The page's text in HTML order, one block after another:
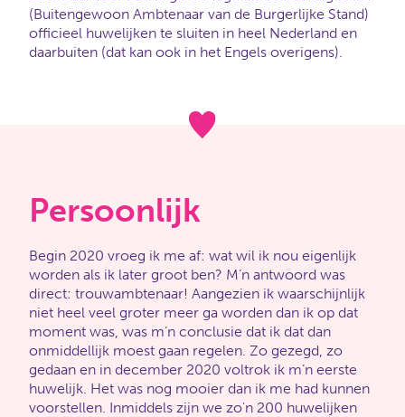
(Buitengewoon Ambtenaar van de Burgerlijke Stand)
officieel huwelijken te sluiten in heel Nederland en
daarbuiten (dat kan ook in het Engels overigens).
Persoonlijk
Begin 2020 vroeg ik me af: wat wil ik nou eigenlijk
worden als ik later groot ben? M’n antwoord was
direct: trouwambtenaar! Aangezien ik waarschijnlijk
niet heel veel groter meer ga worden dan ik op dat
moment was, was m’n conclusie dat ik dat dan
onmiddellijk moest gaan regelen. Zo gezegd, zo
gedaan en in december 2020 voltrok ik m’n eerste
huwelijk. Het was nog mooier dan ik me had kunnen
voorstellen. Inmiddels zijn we zo'n 200 huwelijken